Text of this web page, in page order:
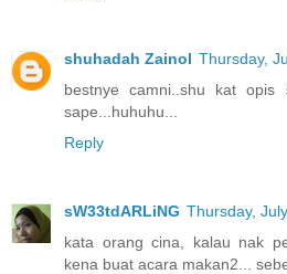
shuhadah Zainol Thursday,
bestnye camni..shu kat opis
sape...huhuhu...
Reply
sW33tdARLiNG Thursday,
kata orang cina, kalau nak
kena buat acara makan2...